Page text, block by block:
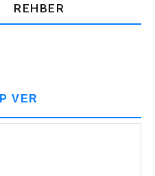
REHBER
VER